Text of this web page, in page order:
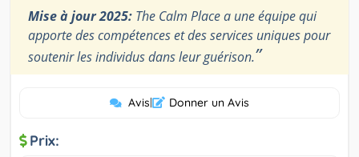
Mise à jour 2025: The Calm Place a une équipe qui
apporte des compétences et des services uniques pour
soutenir les individus dans leur guérison.”
Avis| Donner un Avis
Prix: